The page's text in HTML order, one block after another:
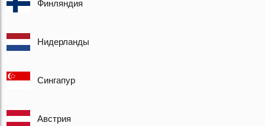
Финляндия
Нидерланды
Сингапур
Австрия